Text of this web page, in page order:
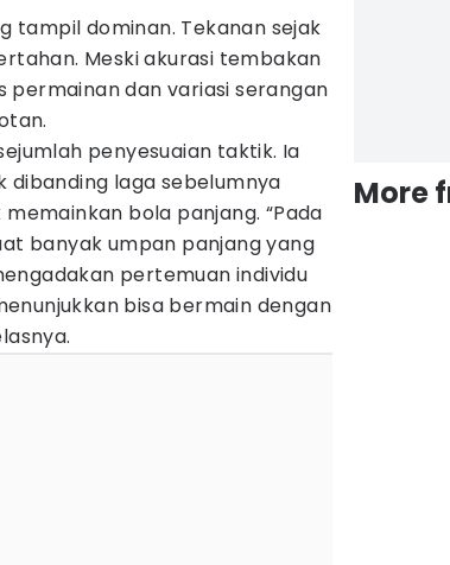
tampil dominan. Tekanan sejak
Meski akurasi tembakan
permainan dan variasi serangan
penyesuaian taktik. Ia
laga sebelumnya
bola panjang. “Pada
banyak umpan panjang yang
pertemuan individu
bisa bermain dengan
More